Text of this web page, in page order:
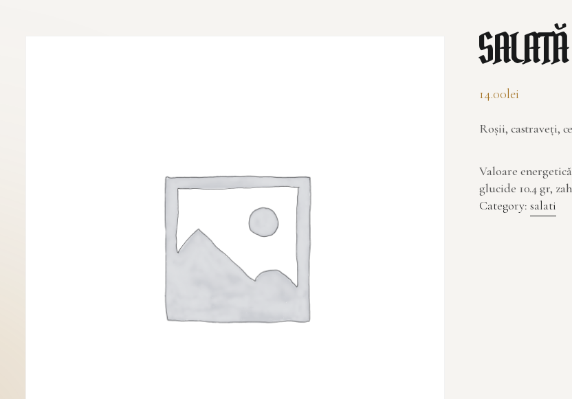
14.00lei
Roșii, castraveți,
Valoare
glucide 10.4 gr,
Category:salati